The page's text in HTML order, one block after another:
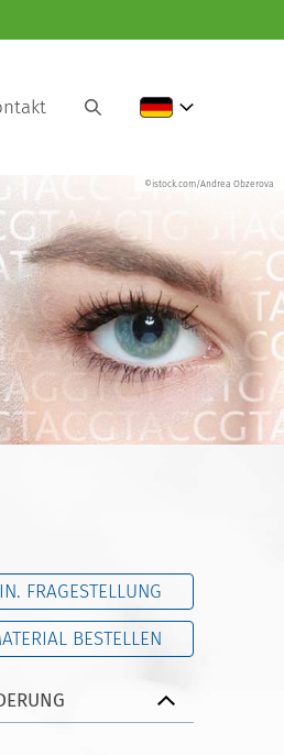
©istock.com/Andrea Obzerova
FRAGESTELLUNG
BESTELLEN